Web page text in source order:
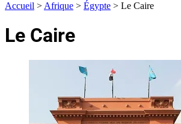
Accueil > Afrique > Égypte > Le Caire
Le Caire